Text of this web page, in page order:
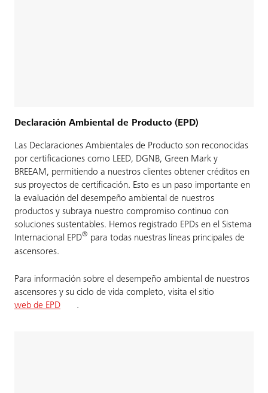
Declaración Ambiental de Producto (EPD)
Las Declaraciones Ambientales de Producto son reconocidas
por certificaciones como LEED, DGNB, Green Mark y
BREEAM, permitiendo a nuestros clientes obtener créditos en
sus proyectos de certificación. Esto es un paso importante en
la evaluación del desempeño ambiental de nuestros
productos y subraya nuestro compromiso continuo con
soluciones sustentables. Hemos registrado EPDs en el Sistema
Internacional EPD® para todas nuestras líneas principales de
ascensores.
Para información sobre el desempeño ambiental de nuestros
ascensores y su ciclo de vida completo, visita el sitio
web de EPD
.